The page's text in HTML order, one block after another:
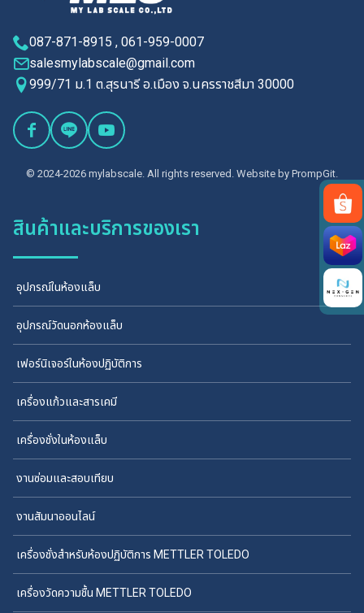
for:
087-871-8915 , 061-959-0007
salesmylabscale@gmail.com
999/71 ม.1 ต.สุรนารี อ.เมือง จ.นครราชสีมา 30000
© 2024-2026 mylabscale. All rights reserved. Website by PrompGit.
สินค้าและบริการของเรา
อุปกรณ์ในห้องแล็บ
อุปกรณ์วัดนอกห้องแล็บ
เฟอร์นิเจอร์ในห้องปฏิบัติการ
เครื่องแก้วและสารเคมี
เครื่องชั่งในห้องแล็บ
งานซ่อมและสอบเทียบ
งานสัมนาออนไลน์
เครื่องชั่งสำหรับห้องปฏิบัติการ METTLER TOLEDO
เครื่องวัดความชื้น METTLER TOLEDO